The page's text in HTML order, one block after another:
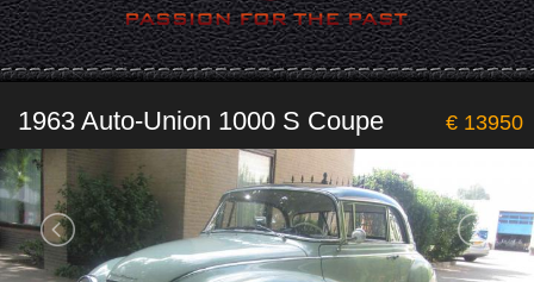
1963 Auto-Union 1000 S Coupe € 13950